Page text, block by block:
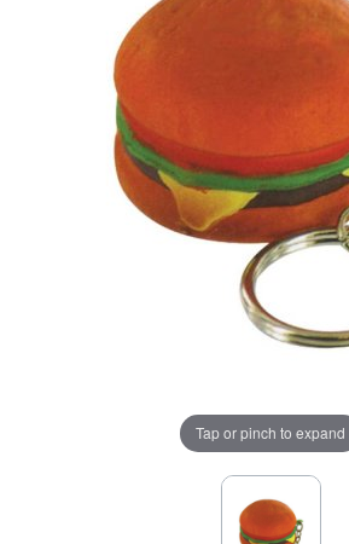
Tap or pinch to expand